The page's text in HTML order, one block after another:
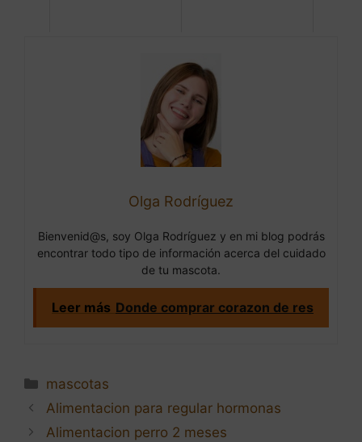
Olga Rodríguez
Bienvenid@s, soy Olga Rodríguez y en mi blog podrás
encontrar todo tipo de información acerca del cuidado
de tu mascota.
Leer más Donde comprar corazon de res
Categorías
mascotas
Navegación
de
Alimentacion para regular hormonas
Alimentacion perro 2 meses